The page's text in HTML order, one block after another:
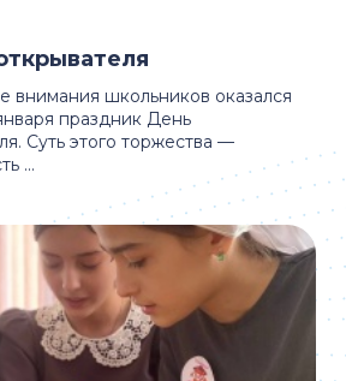
внимания школьников оказался
праздник День
Суть этого торжества —
...